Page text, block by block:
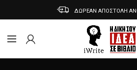
ΔΩΡΕΑΝ ΑΠΟΣΤΟΛΗ